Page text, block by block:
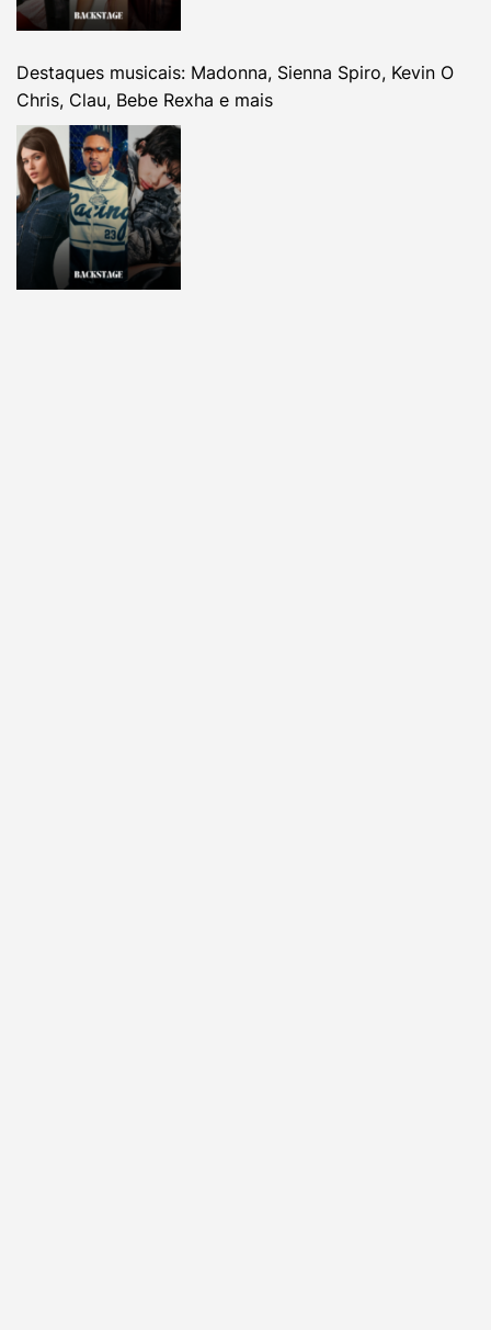
Destaques musicais: Madonna, Sienna Spiro, Kevin O
Chris, Clau, Bebe Rexha e mais